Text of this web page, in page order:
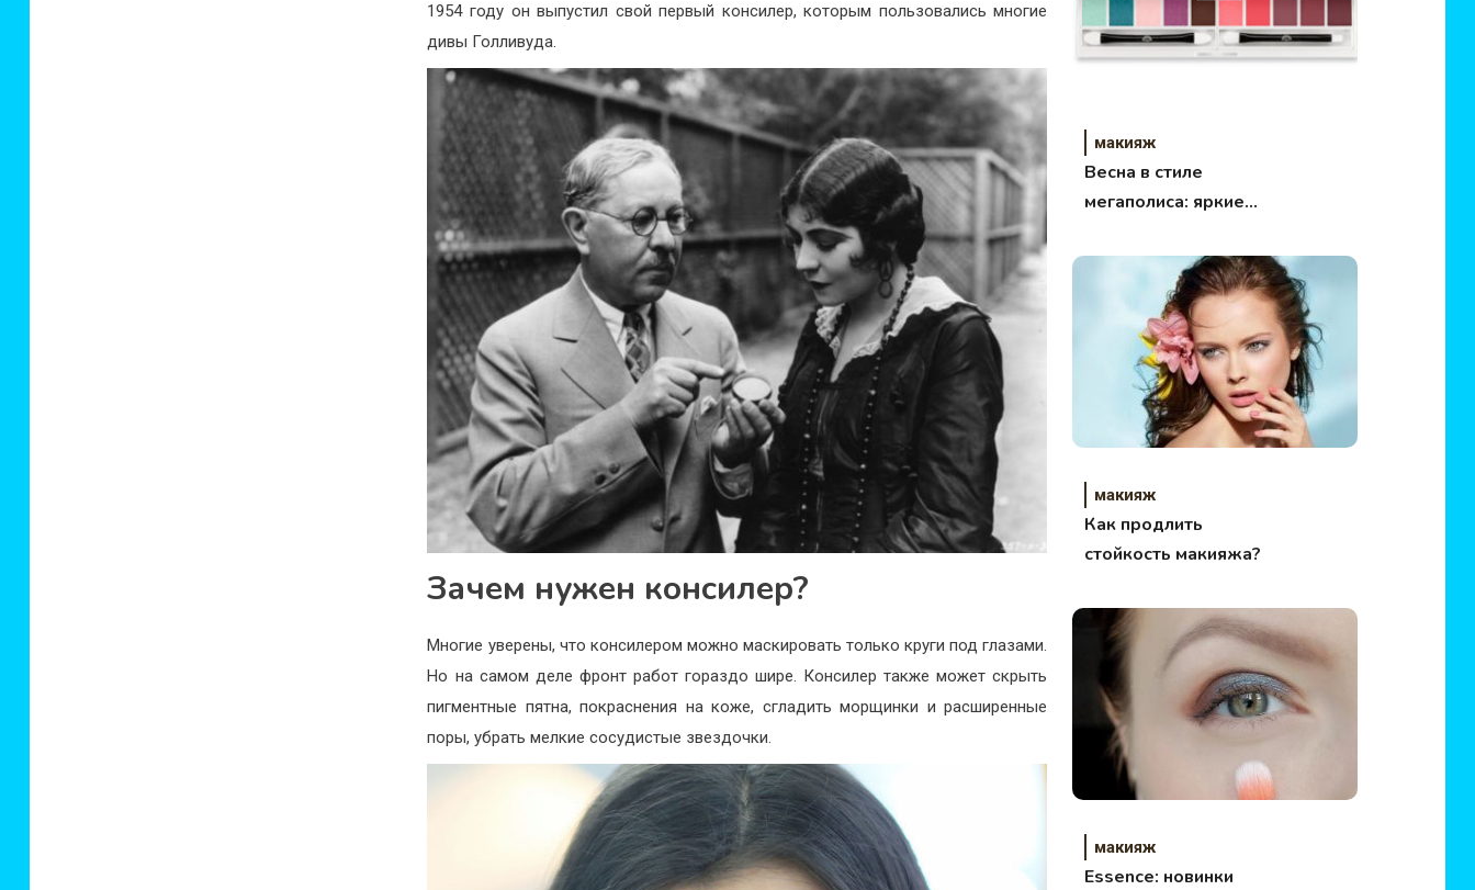
1954 году он выпустил свой первый консилер, которым пользовались многие
дивы Голливуда.
Зачем нужен консилер?
Многие уверены, что консилером можно маскировать только круги под глазами.
Но на самом деле фронт работ гораздо шире. Консилер также может скрыть
пигментные пятна, покраснения на коже, сгладить морщинки и расширенные
поры, убрать мелкие сосудистые звездочки.
макияж
Весна в стиле
мегаполиса: яркие
косметички
макияж
Как продлить
стойкость макияжа?
макияж
Essence: новинки